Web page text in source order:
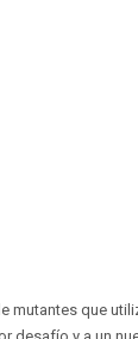
mutantes que